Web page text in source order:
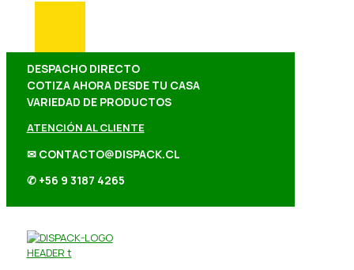
DESPACHO DIRECTO
COTIZA AHORA DESDE TU CASA
VARIEDAD DE PRODUCTOS
ATENCIÓN AL CLIENTE
✉ CONTACTO@DISPACK.CL
✆ +56 9 3187 4265